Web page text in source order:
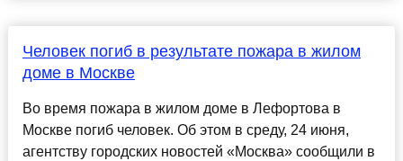
Человек погиб в результате пожара в жилом
доме в Москве
Во время пожара в жилом доме в Лефортова в
Москве погиб человек. Об этом в среду, 24 июня,
агентству городских новостей «Москва» сообщили в